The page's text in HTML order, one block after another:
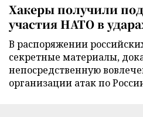
Хакеры получили
участия НАТО в
В распоряжении
секретные материалы,
непосредственную
организации атак по